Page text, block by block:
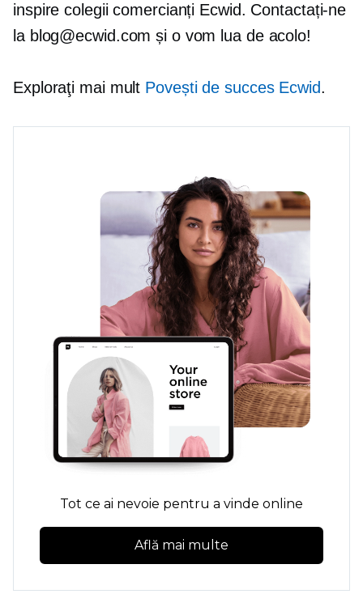
inspire colegii comercianți Ecwid. Contactați-ne
la blog@ecwid.com și o vom lua de acolo!
Exploraţi mai mult Povești de succes Ecwid.
Tot ce ai nevoie pentru a vinde online
Află mai multe